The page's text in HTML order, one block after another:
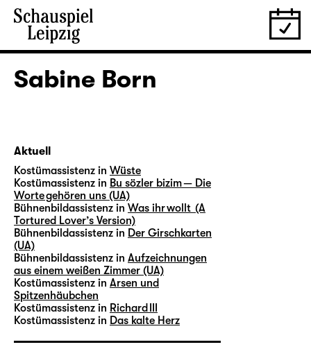
Sabine Born
Aktuell
Kostümassistenz in Wüste
Kostümassistenz in Bu sözler bizim — Die
Worte gehören uns (UA)
Bühnenbildassistenz in Was ihr wollt (A
Tortured Lover’s Version)
Bühnenbildassistenz in Der Girschkarten
(UA)
Bühnenbildassistenz in Aufzeichnungen
aus einem weißen Zimmer (UA)
Kostümassistenz in Arsen und
Spitzenhäubchen
Kostümassistenz in Richard III
Kostümassistenz in Das kalte Herz